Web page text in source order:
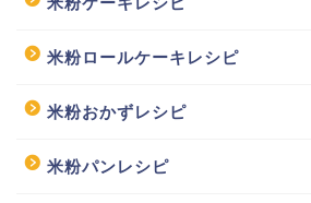
米粉ロールケーキレシピ
米粉おかずレシピ
米粉パンレシピ